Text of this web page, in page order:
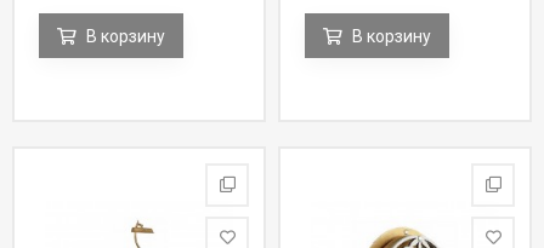
В корзину В корзину